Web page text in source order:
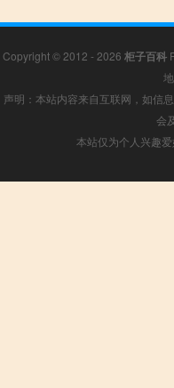
Copyright © 2012 - 2026 柜子百科
声明：本站内容来自互联网，如信
会
本站仅为个人兴趣